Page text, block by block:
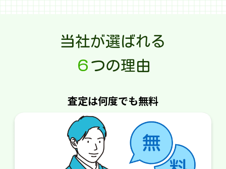
エコー（ECHO）
ゼノア
エスピーエム 大橋
大屋丹蔵製作所 山陽金属
当社が選ばれる
６ つの理由
査定は何度でも無料